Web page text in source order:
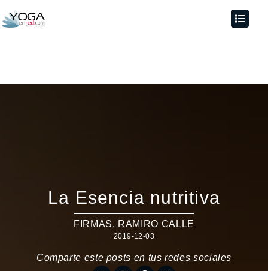
La Esencia nutritiva
FIRMAS, RAMIRO CALLE
2019-12-03
Comparte este posts en tus redes sociales